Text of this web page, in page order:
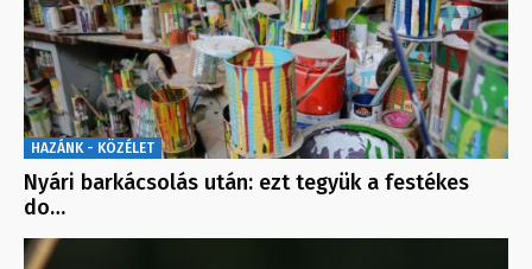
HAZÁNK - KÖZÉLET
Nyári barkácsolás után: ezt tegyük a festékes
do…